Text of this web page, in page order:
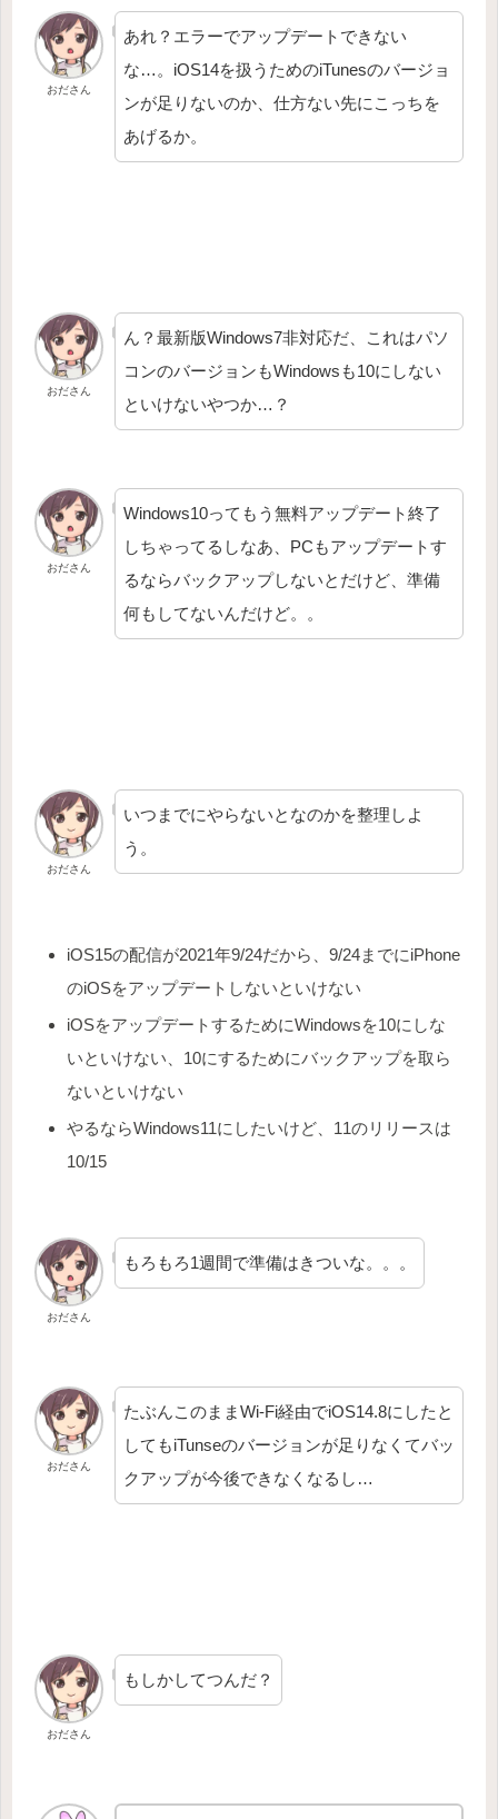
おださん
あれ？エラーでアップデートできない
な…。iOS14を扱うためのiTunesのバージョ
ンが足りないのか、仕方ない先にこっちを
あげるか。
おださん
ん？最新版Windows7非対応だ、これはパソ
コンのバージョンもWindowsも10にしない
といけないやつか…？
おださん
Windows10ってもう無料アップデート終了
しちゃってるしなあ、PCもアップデートす
るならバックアップしないとだけど、準備
何もしてないんだけど。。
おださん
いつまでにやらないとなのかを整理しよ
う。
iOS15の配信が2021年9/24だから、9/24までにiPhone
のiOSをアップデートしないといけない
iOSをアップデートするためにWindowsを10にしな
いといけない、10にするためにバックアップを取ら
ないといけない
やるならWindows11にしたいけど、11のリリースは
10/15
おださん
もろもろ1週間で準備はきついな。。。
おださん
たぶんこのままWi-Fi経由でiOS14.8にしたと
してもiTunseのバージョンが足りなくてバッ
クアップが今後できなくなるし…
おださん
もしかしてつんだ？